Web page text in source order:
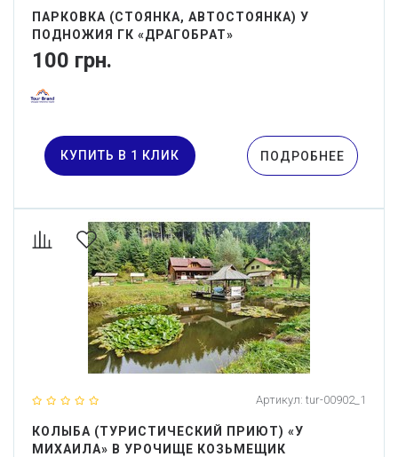
ПАРКОВКА (СТОЯНКА, АВТОСТОЯНКА) У
ПОДНОЖИЯ ГК «ДРАГОБРАТ»
100 грн.
КУПИТЬ В 1 КЛИК ПОДРОБНЕЕ
Артикул: tur-00902_1
КОЛЫБА (ТУРИСТИЧЕСКИЙ ПРИЮТ) «У
МИХАИЛА» В УРОЧИЩЕ КОЗЬМЕЩИК